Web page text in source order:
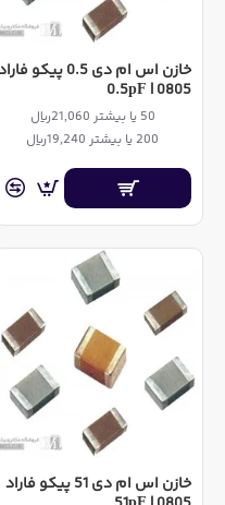
خازن اس ام دی 0.5 پیکو
0805 | 0.5pF
50 یا بیشتر 21,060ریال
200 یا بیشتر 19,240ریال
خازن اس ام دی 51 پیکو فاراد